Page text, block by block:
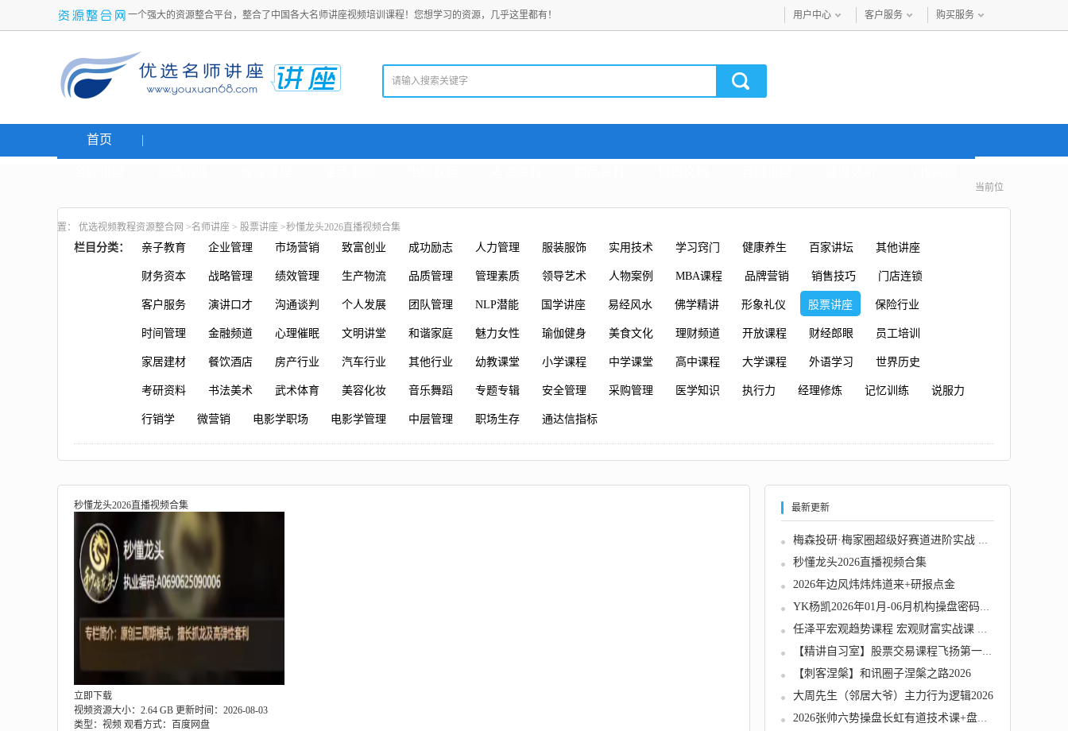
一个强大的资源整合平台，整合了中国各大名师讲座视频培训课程！您想学习的资源，几乎这里都有！ 用户中心 客户服务 购买服务
首页
当前位
置： 优选视频教程资源整合网 >名师讲座 > 股票讲座 >秒懂龙头2026直播视频合集
栏目分类： 亲子教育 企业管理 市场营销 致富创业 成功励志 人力管理 服装服饰 实用技术 学习窍门 健康养生 百家讲坛 其他讲座
财务资本 战略管理 绩效管理 生产物流 品质管理 管理素质 领导艺术 人物案例 MBA课程 品牌营销 销售技巧 门店连锁
客户服务 演讲口才 沟通谈判 个人发展 团队管理 NLP潜能 国学讲座 易经风水 佛学精讲 形象礼仪 股票讲座 保险行业
时间管理 金融频道 心理催眠 文明讲堂 和谐家庭 魅力女性 瑜伽健身 美食文化 理财频道 开放课程 财经郎眼 员工培训
家居建材 餐饮酒店 房产行业 汽车行业 其他行业 幼教课堂 小学课程 中学课堂 高中课程 大学课程 外语学习 世界历史
考研资料 书法美术 武术体育 美容化妆 音乐舞蹈 专题专辑 安全管理 采购管理 医学知识 执行力 经理修炼 记忆训练 说服力
行销学 微营销 电影学职场 电影学管理 中层管理 职场生存 通达信指标
秒懂龙头2026直播视频合集
立即下载
视频资源大小：2.64 GB 更新时间：2026-08-03
类型：视频 观看方式：百度网盘
最新更新
梅森投研·梅家圈超级好赛道进阶实战 视频＋文...
秒懂龙头2026直播视频合集
2026年边风炜炜炜道来+研报点金
YK杨凯2026年01月-06月机构操盘密码操盘策略提...
任泽平宏观趋势课程 宏观财富实战课 会员内部...
【精讲自习室】股票交易课程飞扬第一期2026.3...
【刺客涅槃】和讯圈子涅槃之路2026
大周先生（邻居大爷）主力行为逻辑2026
2026张帅六势操盘长虹有道技术课+盘后解盘视频...